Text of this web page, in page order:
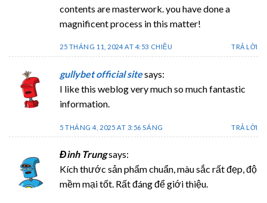
contents are masterwork. you have done a
magnificent process in this matter!
25 THÁNG 11, 2024 AT 4:53 CHIỀU TRẢ LỜI
gullybet official sitesays:
I like this weblog very much so much fantastic
information.
5 THÁNG 4, 2025 AT 3:56 SÁNG TRẢ LỜI
Đình Trungsays:
Kích thước sản phẩm chuẩn, màu sắc rất đẹp, độ
mềm mại tốt. Rất đáng để giới thiệu.